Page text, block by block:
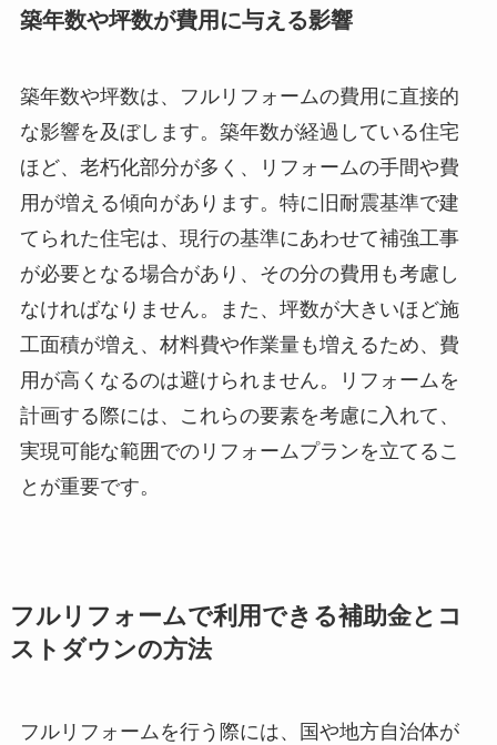
築年数や坪数が費用に与える影響
築年数や坪数は、フルリフォームの費用に直接的
な影響を及ぼします。築年数が経過している住宅
ほど、老朽化部分が多く、リフォームの手間や費
用が増える傾向があります。特に旧耐震基準で建
てられた住宅は、現行の基準にあわせて補強工事
が必要となる場合があり、その分の費用も考慮し
なければなりません。また、坪数が大きいほど施
工面積が増え、材料費や作業量も増えるため、費
用が高くなるのは避けられません。リフォームを
計画する際には、これらの要素を考慮に入れて、
実現可能な範囲でのリフォームプランを立てるこ
とが重要です。
フルリフォームで利用できる補助金とコ
ストダウンの方法
フルリフォームを行う際には、国や地方自治体が